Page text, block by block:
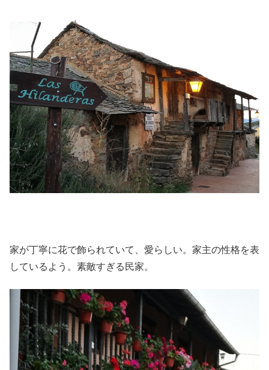
家が丁寧に花で飾られていて、愛らしい。家主の性格を表
しているよう。素敵すぎる民家。